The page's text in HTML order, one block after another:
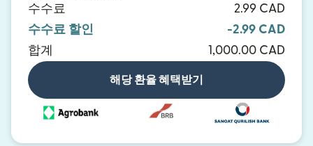
수수료
2.99 CAD
수수료 할인
-2.99 CAD
합계
1,000.00 CAD
해당 환율 혜택받기